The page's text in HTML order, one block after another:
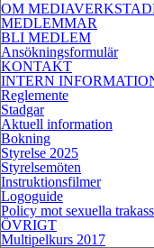
OM
MEDLEMMAR
BLI MEDLEM
Ansökningsformulär
KONTAKT
INTERN
Reglemente
Stadgar
Aktuell information
Bokning
Styrelse 2025
Styrelsemöten
Instruktionsfilmer
Logoguide
Policy mot sexuella
ÖVRIGT
Multipelkurs 2017